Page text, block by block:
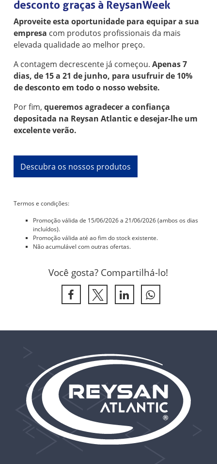
desconto graças à ReysanWeek
Aproveite esta oportunidade para equipar a sua
empresa com produtos profissionais da mais
elevada qualidade ao melhor preço.
A contagem decrescente já começou.Apenas 7
dias, de 15 a 21 de junho, para usufruir de 10%
de desconto em todo o nosso website.
Por fim,queremos agradecer a confiança
depositada na Reysan Atlantic e desejar-lhe um
excelente verão.
Descubra os nossos produtos
Termos e condições:
Promoção válida de 15/06/2026 a 21/06/2026 (ambos os dias
incluídos).
Promoção válida até ao fim do stock existente.
Não acumulável com outras ofertas.
Você gosta? Compartilhá-lo!